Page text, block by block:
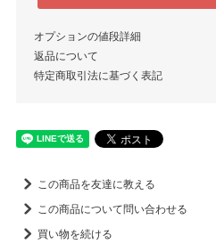
オプションの値段詳細
返品について
特定商取引法に基づく表記
この商品を友達に教える
この商品について問い合わせる
買い物を続ける